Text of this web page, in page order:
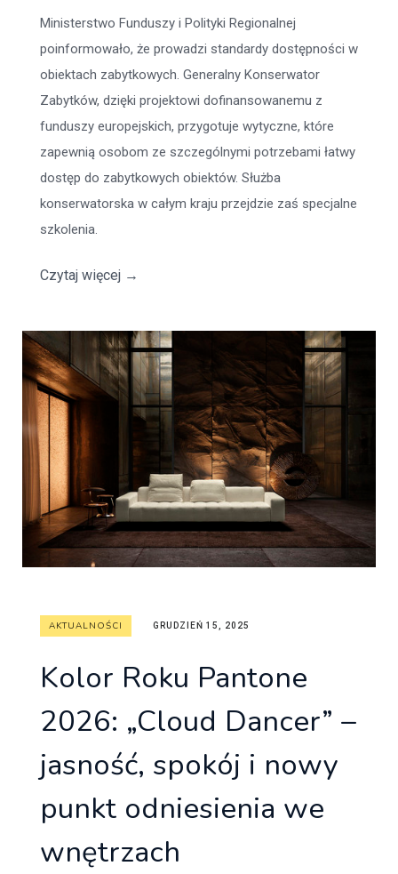
Ministerstwo Funduszy i Polityki Regionalnej
poinformowało, że prowadzi standardy dostępności w
obiektach zabytkowych. Generalny Konserwator
Zabytków, dzięki projektowi dofinansowanemu z
funduszy europejskich, przygotuje wytyczne, które
zapewnią osobom ze szczególnymi potrzebami łatwy
dostęp do zabytkowych obiektów. Służba
konserwatorska w całym kraju przejdzie zaś specjalne
szkolenia.
Czytaj więcej →
AKTUALNOŚCI GRUDZIEŃ 15, 2025
Kolor Roku Pantone
2026: „Cloud Dancer” –
jasność, spokój i nowy
punkt odniesienia we
wnętrzach